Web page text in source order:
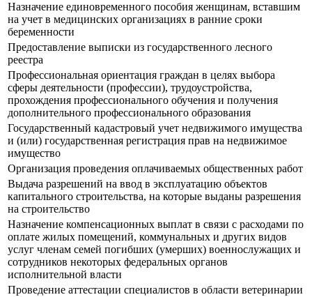
Назначение единовременного пособия женщинам, вставшим
на учет в медицинских организациях в ранние сроки
беременности
Предоставление выписки из государственного лесного
реестра
Профессиональная ориентация граждан в целях выбора
сферы деятельности (профессии), трудоустройства,
прохождения профессионального обучения и получения
дополнительного профессионального образования
Государственный кадастровый учет недвижимого имущества
и (или) государственная регистрация прав на недвижимое
имущество
Организация проведения оплачиваемых общественных работ
Выдача разрешений на ввод в эксплуатацию объектов
капитального строительства, на которые выданы разрешения
на строительство
Назначение компенсационных выплат в связи с расходами по
оплате жилых помещений, коммунальных и других видов
услуг членам семей погибших (умерших) военнослужащих и
сотрудников некоторых федеральных органов
исполнительной власти
Проведение аттестации специалистов в области ветеринарии